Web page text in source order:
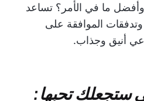
وأفضل ما في الأمر؟ تساعد
وتدفقات الموافقة على
أنيق وجذاب.
ستجعلك تحبها: